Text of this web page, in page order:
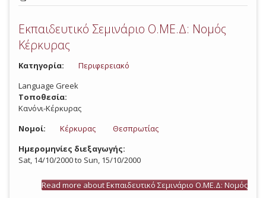
Εκπαιδευτικό Σεμινάριο Ο.ΜΕ.Δ: Νομός
Κέρκυρας
Κατηγορία:
Περιφερειακό
Language Greek
Τοποθεσία:
Κανόνι-Κέρκυρας
Νομοί:
Κέρκυρας
Θεσπρωτίας
Ημερομηνίες διεξαγωγής:
Sat, 14/10/2000to Sun, 15/10/2000
Read more about Εκπαιδευτικό Σεμινάριο Ο.ΜΕ.Δ: Νομός